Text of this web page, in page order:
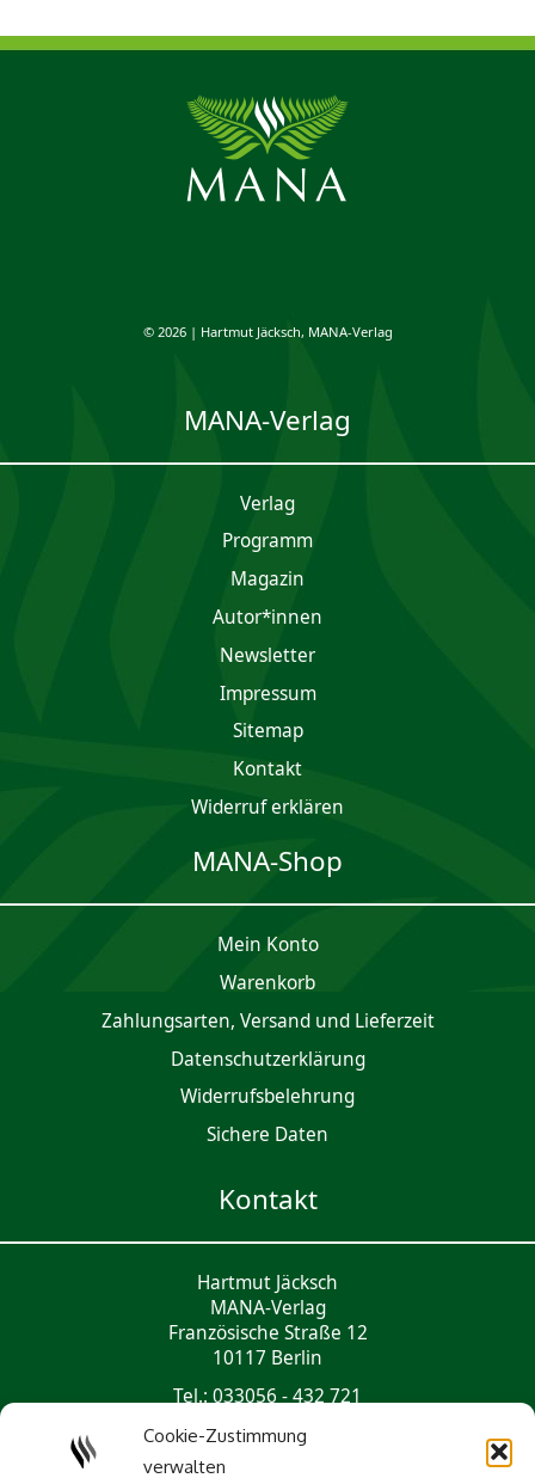
Cookie-Zustimmung
verwalten
© 2026 | Hartmut Jäcksch, MANA-Verlag
MANA-Verlag
Verlag
Programm
Magazin
Autor*innen
Newsletter
Impres­sum
Sitemap
Kontakt
Widerruf erklären
MANA-Shop
Mein Konto
Waren­korb
Zahlungsarten, Versand und Lieferzeit
Daten­schutz­er­klärung
Widerrufsbelehrung
Sichere Daten
Kontakt
Hartmut Jäcksch
MANA-Verlag
Französische Straße 12
10117 Berlin
Tel.: 033056 - 432 721